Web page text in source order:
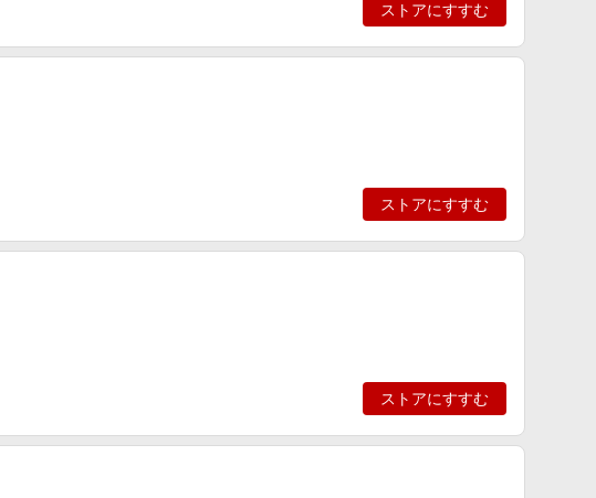
ストアにすすむ
ストアにすすむ
ストアにすすむ